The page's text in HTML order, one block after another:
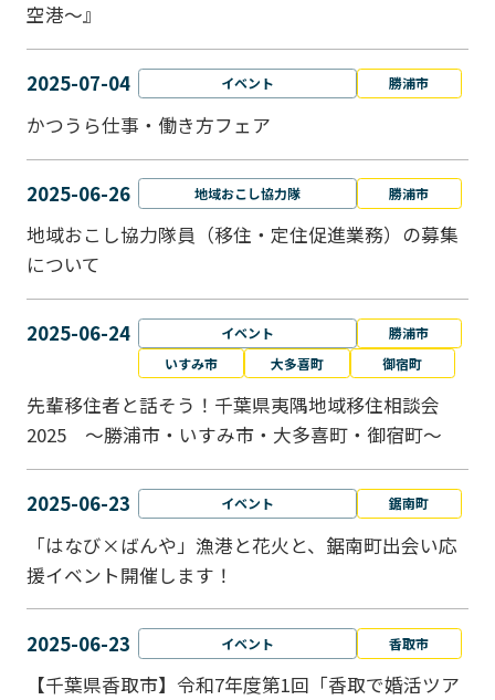
空港～』
2025-07-04 イベント 勝浦市
かつうら仕事・働き方フェア
2025-06-26 地域おこし協力隊 勝浦市
地域おこし協力隊員（移住・定住促進業務）の募集
について
2025-06-24 イベント
勝浦市
いすみ市
大多喜町 御宿町
先輩移住者と話そう！千葉県夷隅地域移住相談会
2025 ～勝浦市・いすみ市・大多喜町・御宿町～
2025-06-23 イベント 鋸南町
「はなび×ばんや」漁港と花火と、鋸南町出会い応
援イベント開催します！
2025-06-23 イベント 香取市
【千葉県香取市】令和7年度第1回「香取で婚活ツア